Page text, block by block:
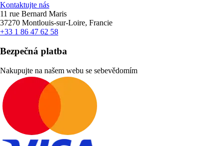
Kontaktujte nás
11 rue Bernard Maris
37270 Montlouis-sur-Loire, Francie
+33 1 86 47 62 58
Bezpečná platba
Nakupujte na našem webu se sebevědomím